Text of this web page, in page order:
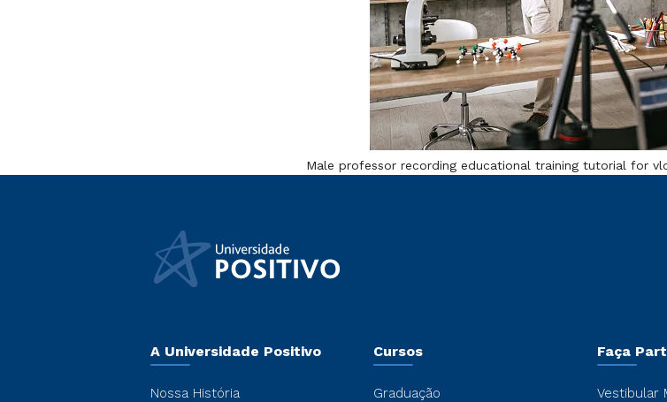
Male professor recording educational training tutorial for
A Universidade Positivo
Nossa História
Cursos
Graduação
Faça
Vestibular